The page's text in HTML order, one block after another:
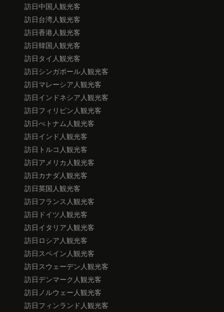
訪日中国人観光客
訪日台湾人観光客
訪日香港人観光客
訪日韓国人観光客
訪日タイ人観光客
訪日シンガポール人観光客
訪日マレーシア人観光客
訪日インドネシア人観光客
訪日フィリピン人観光客
訪日べトナム人観光客
訪日インド人観光客
訪日トルコ人観光客
訪日アメリカ人観光客
訪日カナダ人観光客
訪日英国人観光客
訪日フランス人観光客
訪日ドイツ人観光客
訪日イタリア人観光客
訪日ロシア人観光客
訪日スペイン人観光客
訪日スウェーデン人観光客
訪日デンマーク人観光客
訪日ノルウェー人観光客
訪日フィンランド人観光客